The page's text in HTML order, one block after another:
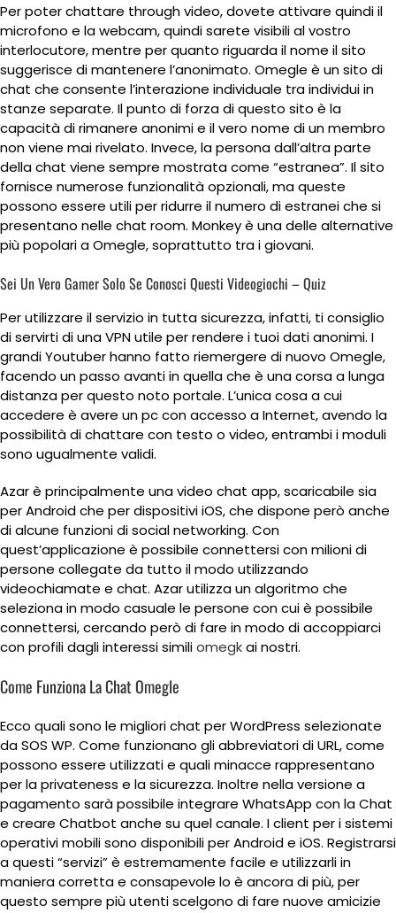
Per poter chattare through video, dovete attivare quindi il
microfono e la webcam, quindi sarete visibili al vostro
interlocutore, mentre per quanto riguarda il nome il sito
suggerisce di mantenere l’anonimato. Omegle è un sito di
chat che consente l’interazione individuale tra individui in
stanze separate. Il punto di forza di questo sito è la
capacità di rimanere anonimi e il vero nome di un membro
non viene mai rivelato. Invece, la persona dall’altra parte
della chat viene sempre mostrata come “estranea”. Il sito
fornisce numerose funzionalità opzionali, ma queste
possono essere utili per ridurre il numero di estranei che si
presentano nelle chat room. Monkey è una delle alternative
più popolari a Omegle, soprattutto tra i giovani.
Sei Un Vero Gamer Solo Se Conosci Questi Videogiochi – Quiz
Per utilizzare il servizio in tutta sicurezza, infatti, ti consiglio
di servirti di una VPN utile per rendere i tuoi dati anonimi. I
grandi Youtuber hanno fatto riemergere di nuovo Omegle,
facendo un passo avanti in quella che è una corsa a lunga
distanza per questo noto portale. L’unica cosa a cui
accedere è avere un pc con accesso a Internet, avendo la
possibilità di chattare con testo o video, entrambi i moduli
sono ugualmente validi.
Azar è principalmente una video chat app, scaricabile sia
per Android che per dispositivi iOS, che dispone però anche
di alcune funzioni di social networking. Con
quest’applicazione è possibile connettersi con milioni di
persone collegate da tutto il modo utilizzando
videochiamate e chat. Azar utilizza un algoritmo che
seleziona in modo casuale le persone con cui è possibile
connettersi, cercando però di fare in modo di accoppiarci
con profili dagli interessi similiomegkai nostri.
Come Funziona La Chat Omegle
Ecco quali sono le migliori chat per WordPress selezionate
da SOS WP. Come funzionano gli abbreviatori di URL, come
possono essere utilizzati e quali minacce rappresentano
per la privateness e la sicurezza. Inoltre nella versione a
pagamento sarà possibile integrare WhatsApp con la Chat
e creare Chatbot anche su quel canale. I client per i sistemi
operativi mobili sono disponibili per Android e iOS. Registrarsi
a questi “servizi” è estremamente facile e utilizzarli in
maniera corretta e consapevole lo è ancora di più, per
questo sempre più utenti scelgono di fare nuove amicizie